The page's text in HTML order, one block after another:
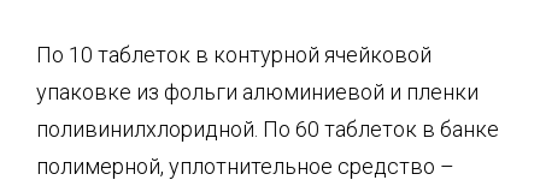
По 10 таблеток в контурной ячейковой
упаковке из фольги алюминиевой и пленки
поливинилхлоридной. По 60 таблеток в банке
полимерной, уплотнительное средство –